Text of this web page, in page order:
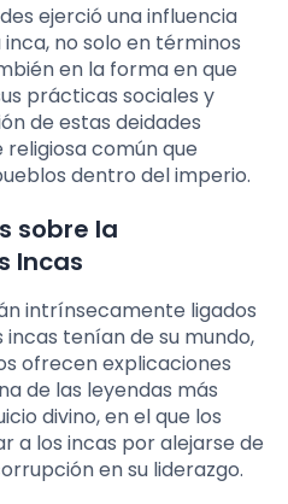
ejerció una influencia
no solo en términos
en la forma en que
prácticas sociales y
de estas deidades
común que
dentro del imperio.
sobre la
Incas
intrínsecamente ligados
tenían de su mundo,
ofrecen explicaciones
de las leyendas más
divino, en el que los
a los incas por alejarse de
en su liderazgo.